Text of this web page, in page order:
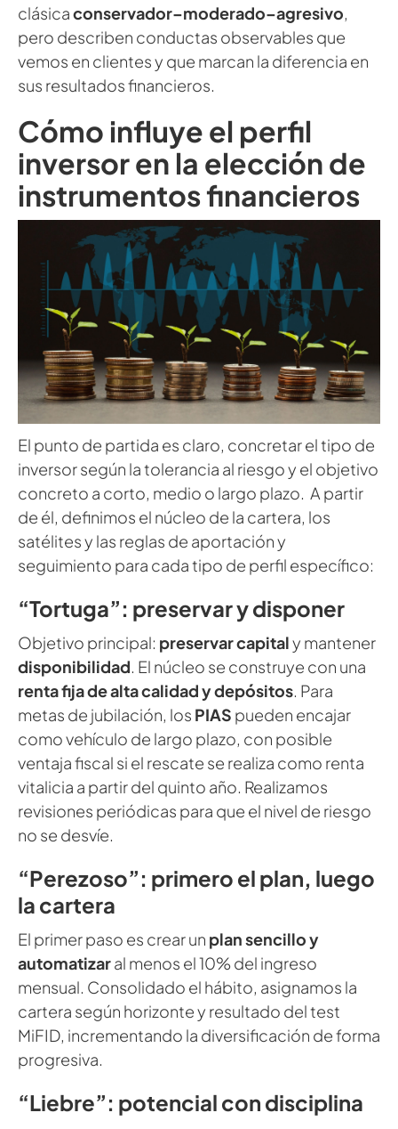
clásicaconservador–moderado–agresivo
pero describen conductas observables que
vemos en clientes y que marcan la diferencia en
sus resultados financieros.
Cómo influye el perfil
inversor en la elección de
instrumentos financieros
El punto de partida es claro, concretar el tipo de
inversor según la tolerancia al riesgo y el objetivo
concreto a corto, medio o largo plazo. A partir
de él, definimos el núcleo de la cartera, los
satélites y las reglas de aportación y
seguimiento para cada tipo de perfil específico:
“Tortuga”: preservar y disponer
Objetivo principal: preservar capitaly mantener
disponibilidad. El núcleo se construye con una
renta fija de alta calidad y depósitos. Para
metas de jubilación, los PIAS pueden encajar
como vehículo de largo plazo, con posible
ventaja fiscal si el rescate se realiza como renta
vitalicia a partir del quinto año. Realizamos
revisiones periódicas para que el nivel de riesgo
no se desvíe.
“Perezoso”: primero el plan, luego
la cartera
El primer paso es crear un plan sencillo y
automatizaral menos el 10% del ingreso
mensual. Consolidado el hábito, asignamos la
cartera según horizonte y resultado del test
MiFID, incrementando la diversificación de forma
progresiva.
“Liebre”: potencial con disciplina